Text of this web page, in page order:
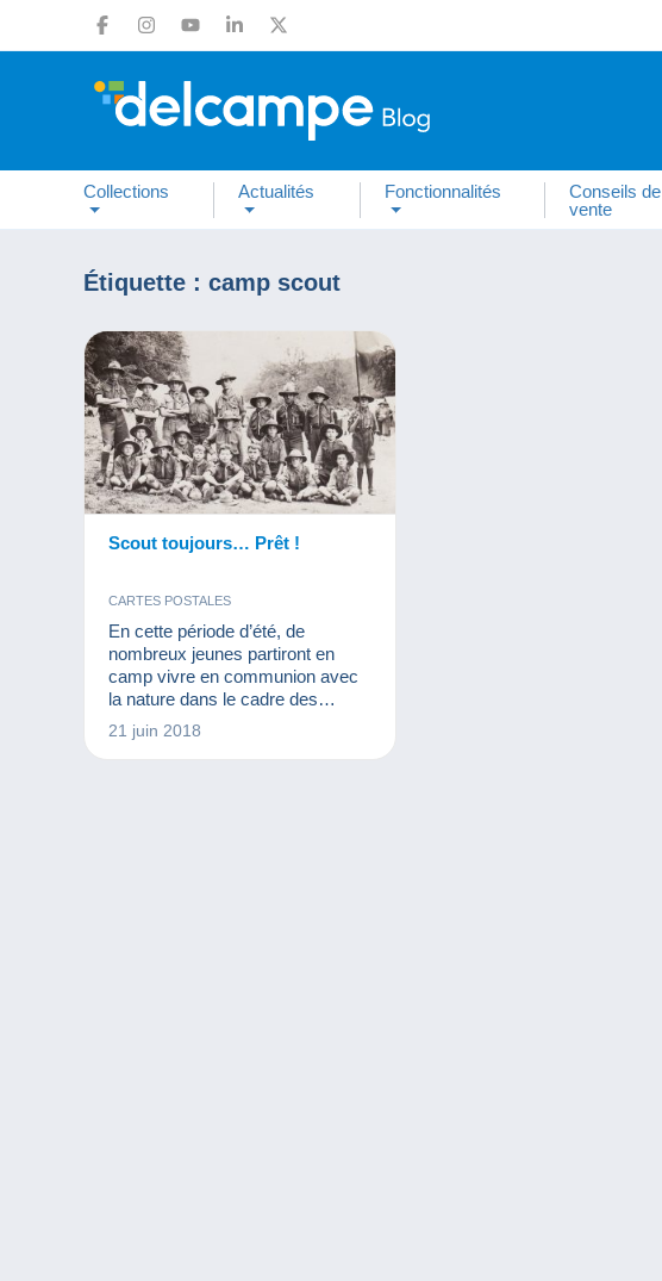
Collections Actualités Fonctionnalités
Conseils de
vente
Étiquette : camp scout
Scout toujours… Prêt !
CARTES POSTALES
En cette période d’été, de
nombreux jeunes partiront en
camp vivre en communion avec
la nature dans le cadre des
mouvements de jeunesse. Cette
année, le scoutisme fête ses 111
21 juin 2018